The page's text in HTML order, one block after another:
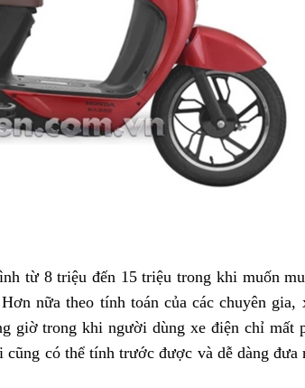
từ 8 triệu đến 15 triệu trong khi muốn
nữa theo tính toán của các chuyên gia,
giờ trong khi người dùng xe điện chỉ mất
có thể tính trước được và dễ dàng đưa